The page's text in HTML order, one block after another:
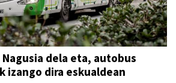
dela eta, autobus
izango dira eskualdean